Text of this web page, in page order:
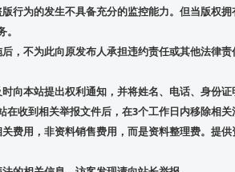
行为的发生不具备充分的监控能力。但当版权
，不为此向原发布人承担违约责任或其他法律
向本站提出权利通知，并将姓名、电话、身份
收到相关举报文件后，在3个工作日内移除相关
费用，非资料销售费用，而是资料整理费。提